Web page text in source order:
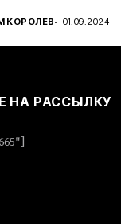
стратегическое...
КОРОЛЕВ 01.09.2024
НА РАССЫЛКУ